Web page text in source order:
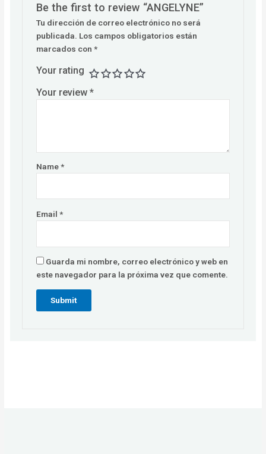
Be the first to review “ANGELYNE”
Tu dirección de correo electrónico no será
publicada. Los campos obligatorios están
marcados con*
Your rating
Your review*
Name*
Email*
Guarda mi nombre, correo electrónico y web en
este navegador para la próxima vez que comente.